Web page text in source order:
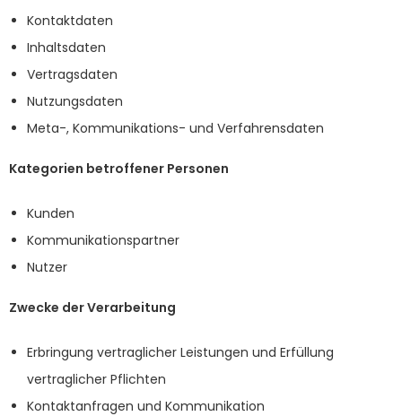
Kontaktdaten
Inhaltsdaten
Vertragsdaten
Nutzungsdaten
Meta-, Kommunikations- und Verfahrensdaten
Kategorien betroffener Personen
Kunden
Kommunikationspartner
Nutzer
Zwecke der Verarbeitung
Erbringung vertraglicher Leistungen und Erfüllung
vertraglicher Pflichten
Kontaktanfragen und Kommunikation